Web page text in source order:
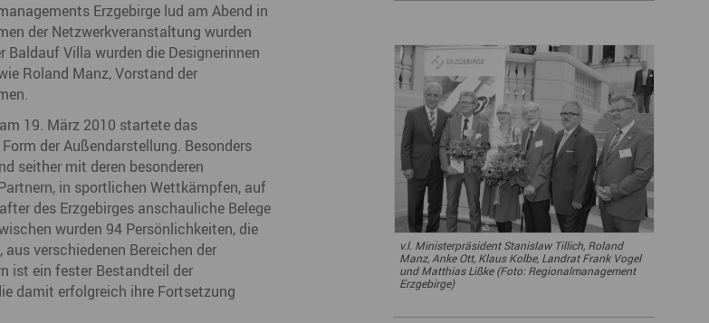
& -entwicklung
- Gedacht. Gemacht.
Touristische Infrastruktur & Wegenetz
Radrouten
Wegewarte
Schule-Wirtschaft
Infrastruktur
Radrouten
Wegewarte
Ansprechpartner & Kontakt
Erzgebirge lud am Abend in
der Netzwerkveranstaltung wurden
Baldauf Villa wurden die Designerinnen
Roland Manz, Vorstand der
19. März 2010 startete das
der Außendarstellung. Besonders
seither mit deren besonderen
in sportlichen Wettkämpfen, auf
des Erzgebirges anschauliche Belege
wurden 94 Persönlichkeiten, die
verschiedenen Bereichen der
ist ein fester Bestandteil der
damit erfolgreich ihre Fortsetzung
v.l. Ministerpräsident Stanislaw Tillich, Roland
Manz, Anke Ott, Klaus Kolbe, Landrat Frank Vogel
und Matthias Lißke (Foto: Regionalmanagement
Erzgebirge)